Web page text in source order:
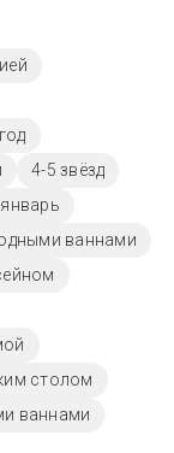
4-5 звёзд
ваннами
столом
ваннами